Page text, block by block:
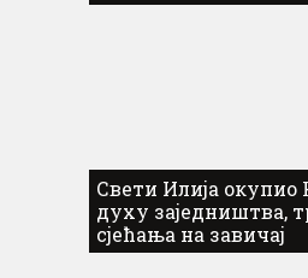
Свети Илија
духу заједништва,
сјећања на завичај